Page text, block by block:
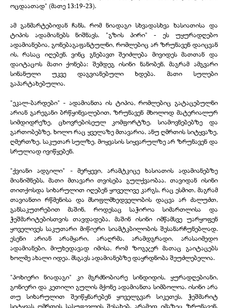
ოცდაათად" (მათე 13:19-23).
ამ განმარტებიდან ჩანს, რომ ნიადაგი სხვადასხვა ხასიათისა და
ტიპის ადამიანებს ნიშნავს. "გზის პირი" -
ეს უყურადღებო
ადამიანებია, გონებაგაფანტულნი, რომლებიც არ ზრუნავენ დაიცვან
ის, რასაც იღებენ. ვინც გნებავთ შეიძლება მივიდეს მათთან და
დაიტაცოს მათი ქონება: შემდეგ ისინი ნანობენ, მაგრამ ამგვარი
სინანული უკვე დაგვიანებული ხდება. მათი სულები
გაპარტახებულია.
"ეკალ-ბარდები" - ადამიანთა ის ტიპია, რომლებიც გატაცებულნი
არიან გარეგანი ბრწყინვალებით, ზრუნავენ მხოლოდ მატერიალურ
სიმდიდრეზე, ცხოვრებისეულ კომფორტზე, სიამოვნებებზე და
გართობებზე, ხოლო რაც ყველაზე მთავარია, ანუ ღმრთის სიტყვაზე,
ღმერთზე, საკუთარ სულზე, მოყვასის სიყვარულზე არ ზრუნავენ და
სრულიად ივიწყებენ.
"ქვიანი ადგილი" - მერყევი, არამტკიცე ხასიათის ადამიანებზე
მიანიშნებს, მათი მთავარი თვისება გულქვაობაა. თავიდან ისინი
თითქოსდა სიხარულით იღებენ ყოველივე კარგს, რაც ესმით, მაგრამ
თავიანთი რწმენისა და მსოფლმხედველობის დაცვა არ ძალუძთ,
განსაკუთრებით მაშინ, როდესაც საჭიროა სიმართლისა და
ჭეშმარიტებისთვის თავდადება, მაშინ ისინი იმწამსვე უარყოფენ
ყოველივეს საკუთარი მიწიერი სიამტკბილობის შესანარჩუნებლად.
ესენი არიან არამყარი, არაღრმა, არამდგრადი, არასაიმედო
ადამიანები, მიუხედავად იმისა, რომ ზოგჯერ მათაც გაიტაცებს
ხოლმე ახალი იდეა. მსგავს ადამიანებზე დაყრდნობა შეუძლებელია.
"პოხიერი ნიადაგი" კი მგრძნობიარე სინდიდის, ყურადღებიანი,
გონიერი და კეთილი გულის მქონე ადამიანთა სიმბოლოა. ისინი არა
თუ სიხარულით შეიწყნარებენ ყოველგვარ სიკეთეს, ჭეშმარიტ
სიტყვას ღმრთის სასუფევლის შესახებ, არამედ იმაზეც ზრუნავენ,